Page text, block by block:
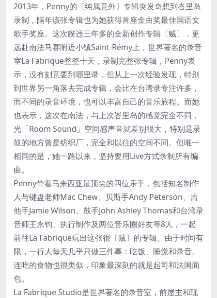
2013年，Penny的〔纯属意外〕专辑突发奇想到峇里岛
录制，隔年该张专辑也为她获得首座金曲奖最佳国语女
歌手奖座。这次睽违三年多的全新创作专辑〔贼〕，更
远赴南法马赛附近小镇Saint-Rémy上，世界著名的录音
室La Fabrique整整十天，录制完整张专辑，Penny表
示，没有刻意要到哪里录，但从上一次经验发现，特别
到世界另一角落去完成专辑，会比在台湾录专注许多，
而不同的录音环境，也可以丰富自己的音乐旅程。而她
也表示，这次在南法，与上次峇里岛的感觉完全不同，
光「Room Sound」空间感声音就差别很大，特别是录
鼓的地方曾是纺织厂，完全和以往的空间不同。但唯一
相同的是，她一路以来，坚持要用Live方式录制所有编
曲。
Penny带着马来西亚最顶尖的四位乐手，包括知名制作
人与键盘老师Mac Chew、贝斯手Andy Peterson、吉
他手Jamie Wilson、鼓手John Ashley Thomas和台湾录
音师王永钧、执行制作及两位音乐圈好友等8人，一起
前往La Fabrique玩出这张很〔贼〕的专辑。由于时间有
限，一行人每天几乎只做三件事：吃饭、睡觉和录音。
连吃的食物也很类似，印象最深刻的就是起司和法国面
包。
La Fabrique Studio是世界著名的录音室，前屋主和现